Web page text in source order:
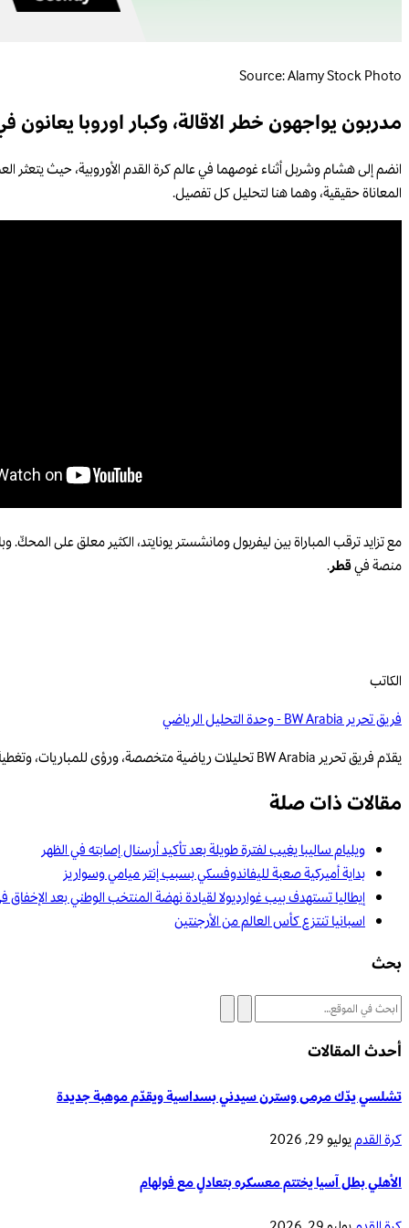
Source: Alamy Stock Photo
مدربون يواجهون خطر الاقالة، وكبار اوروبا
انضم إلى هشام وشربل أثناء غوصهما في عالم كرة القدم الأوروبية، حيث يتعثر
المعاناة حقيقية، وهما هنا لتحليل كل تفصيل.
مع تزايد ترقب المباراة بين ليفربول ومانشستر يونايتد، الكثير معلق على المحكّ.
منصة فيقطر.
الكاتب
فريق تحرير BW Arabia - وحدة التحليل الرياضي
يقدّم فريق تحرير BW Arabia تحليلات رياضية متخصصة، ورؤى للمباريات، وتغطية قائمة على البيانات للمنافسات الإقليمية والعالمية.
مقالات ذات صلة
ويليام ساليبا يغيب لفترة طويلة بعد تأكيد أرسنال إصابته في الظهر
بداية أميركية صعبة لليفاندوفسكي بسبب إنتر ميامي وسواريز
إيطاليا تستهدف بيب غوارديولا لقيادة نهضة المنتخب الوطني بعد
اسبانيا تنتزع كأس العالم من الأرجنتين
بحث
أحدث المقالات
تشلسي يدّك مرمى وسترن سيدني بسداسية ويقدّم موهبة جديدة
كرة القدميوليو 29, 2026
الأهلي بطل آسيا يختتم معسكره بتعادلٍ مع فولهام